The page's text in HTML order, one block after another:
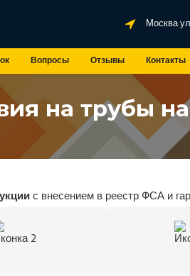
Москва
Вопросы Отзывы Контакты
на трубы
с внесением в реестр ФСА и